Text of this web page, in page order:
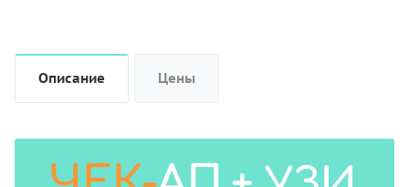
Описание Цены